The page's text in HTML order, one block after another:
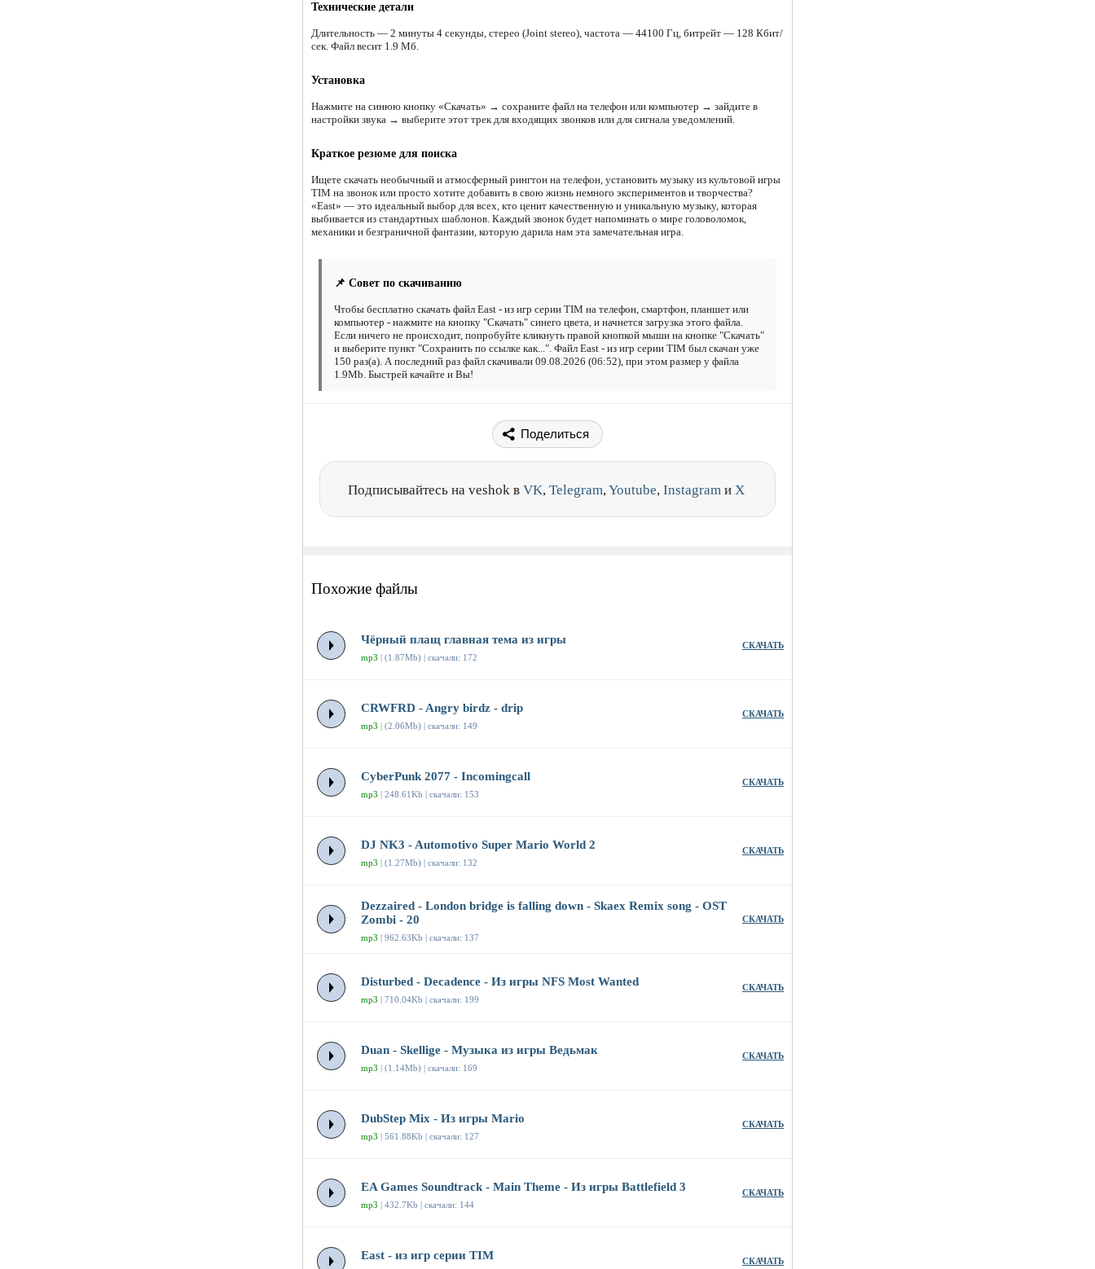
Технические детали
Длительность — 2 минуты 4 секунды, стерео (Joint stereo), частота — 44100 Гц, битрейт — 128 Кбит/
сек. Файл весит 1.9 Мб.
Установка
Нажмите на синюю кнопку «Скачать» → сохраните файл на телефон или компьютер → зайдите в
настройки звука → выберите этот трек для входящих звонков или для сигнала уведомлений.
Краткое резюме для поиска
Ищете скачать необычный и атмосферный рингтон на телефон, установить музыку из культовой игры
TIM на звонок или просто хотите добавить в свою жизнь немного экспериментов и творчества?
«East» — это идеальный выбор для всех, кто ценит качественную и уникальную музыку, которая
выбивается из стандартных шаблонов. Каждый звонок будет напоминать о мире головоломок,
механики и безграничной фантазии, которую дарила нам эта замечательная игра.
📌 Совет по скачиванию
Чтобы бесплатно скачать файл East - из игр серии TIM на телефон, смартфон, планшет или
компьютер - нажмите на кнопку "Скачать" синего цвета, и начнется загрузка этого файла.
Если ничего не происходит, попробуйте кликнуть правой кнопкой мыши на кнопке "Скачать"
и выберите пункт "Сохранить по ссылке как...". Файл East - из игр серии TIM был скачан уже
150 раз(а). А последний раз файл скачивали 09.08.2026 (06:52), при этом размер у файла
1.9Mb. Быстрей качайте и Вы!
Поделиться
Подписывайтесь на veshok в VK, Telegram,Youtube, Instagram и X
Похожие файлы
Чёрный плащ главная тема из игры
mp3 | (1.87Mb) | скачали: 172
СКАЧАТЬ
CRWFRD - Angry birdz - drip
mp3 | (2.06Mb) | скачали: 149
СКАЧАТЬ
CyberPunk 2077 - Incomingcall
mp3 | 248.61Kb | скачали: 153
СКАЧАТЬ
DJ NK3 - Automotivo Super Mario World 2
mp3 | (1.27Mb) | скачали: 132
СКАЧАТЬ
Dezzaired - London bridge is falling down - Skaex Remix song - OST
Zombi - 20
mp3 | 962.63Kb | скачали: 137
СКАЧАТЬ
Disturbed - Decadence - Из игры NFS Most Wanted
mp3 | 710.04Kb | скачали: 199
СКАЧАТЬ
Duan - Skellige - Музыка из игры Ведьмак
mp3 | (1.14Mb) | скачали: 169
СКАЧАТЬ
DubStep Mix - Из игры Mario
mp3 | 561.88Kb | скачали: 127
СКАЧАТЬ
EA Games Soundtrack - Main Theme - Из игры Battlefield 3
mp3 | 432.7Kb | скачали: 144
СКАЧАТЬ
East - из игр серии TIM СКАЧАТЬ